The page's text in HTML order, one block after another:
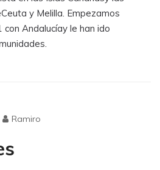
y Melilla. Empezamos
Andalucíay le han ido
Ramiro